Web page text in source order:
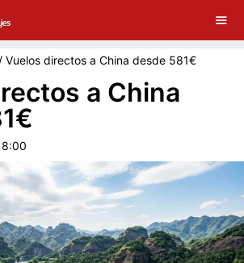
/ Vuelos directos a China desde 581€
a China
Error en Google ×